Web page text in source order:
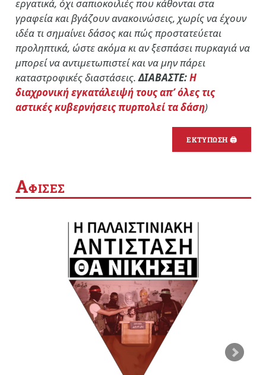
εργατικά, όχι σαπιοκοιλιές που κάθονται στα
γραφεία και βγάζουν ανακοινώσεις, χωρίς να έχουν
ιδέα τι σημαίνει δάσος και πώς προστατεύεται
προληπτικά, ώστε ακόμα κι αν ξεσπάσει πυρκαγιά να
μπορεί να αντιμετωπιστεί και να μην πάρει
καταστροφικές διαστάσεις.ΔΙΑΒΑΣΤΕ:Η
διαχρονική εγκατάλειψή τους απ’ όλες τις
αστικές κυβερνήσεις πυρπολεί τα δάση)
ΕΚΤΥΠΩΣΗ 🖨
ΑΦΙΣΕΣ